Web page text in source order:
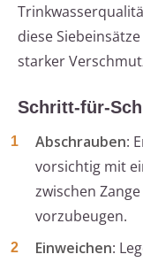
diese
starker
Schritt-für-
Abschrauben:
vorsichtig mit
zwischen
vorzubeugen.
Einweichen: